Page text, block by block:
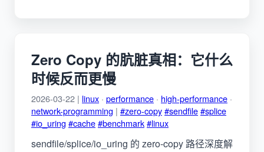
Zero Copy 的肮脏真相：它什么
时候反而更慢
2026-03-22 | linux · performance · high-performance ·
network-programming | #zero-copy#sendfile#splice
#io_uring #cache#benchmark#linux
sendfile/splice/io_uring 的 zero-copy 路径深度解